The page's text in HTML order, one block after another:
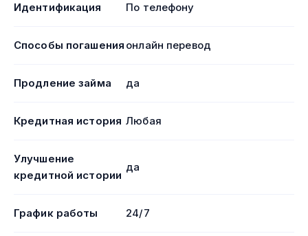
Идентификация По телефону
Способы погашения онлайн перевод
Продление займа да
Кредитная история Любая
Улучшение
кредитной истории
да
График работы 24/7